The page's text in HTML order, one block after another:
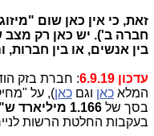
זאת, כי אין כאן שום
חברה ב'). יש כאן רק מצב
בין אנשים, או בין חברות,
עדכון 6.9.19 : חברת בזק
המלא כאן וגם כאן), על
בסך של 1.166 מיליארד ש"ח,
בעקבות החלטת הרשות